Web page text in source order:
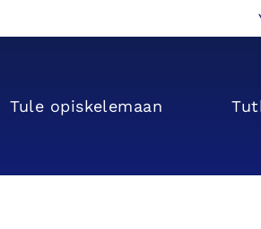
Tule opiskelemaan